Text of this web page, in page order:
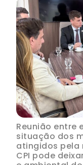
Reunião entre
situação dos
atingidos pela
CPI pode